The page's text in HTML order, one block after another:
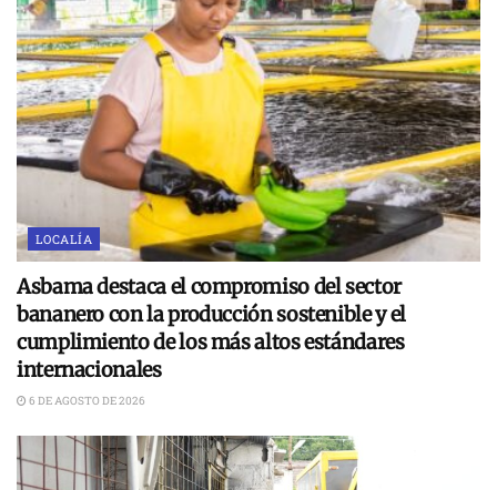
LOCALÍA
Asbama destaca el compromiso del sector
bananero con la producción sostenible y el
cumplimiento de los más altos estándares
internacionales
6 DE AGOSTO DE 2026